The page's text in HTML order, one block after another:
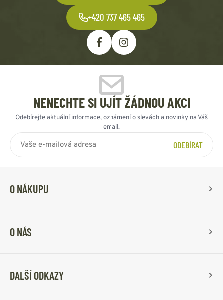
+420 737 465 465
NENECHTE SI UJÍT ŽÁDNOU AKCI
Odebírejte aktuální informace, oznámení o slevách a novinky na Váš
email.
ODEBÍRAT
O NÁKUPU
O NÁS
DALŠÍ ODKAZY